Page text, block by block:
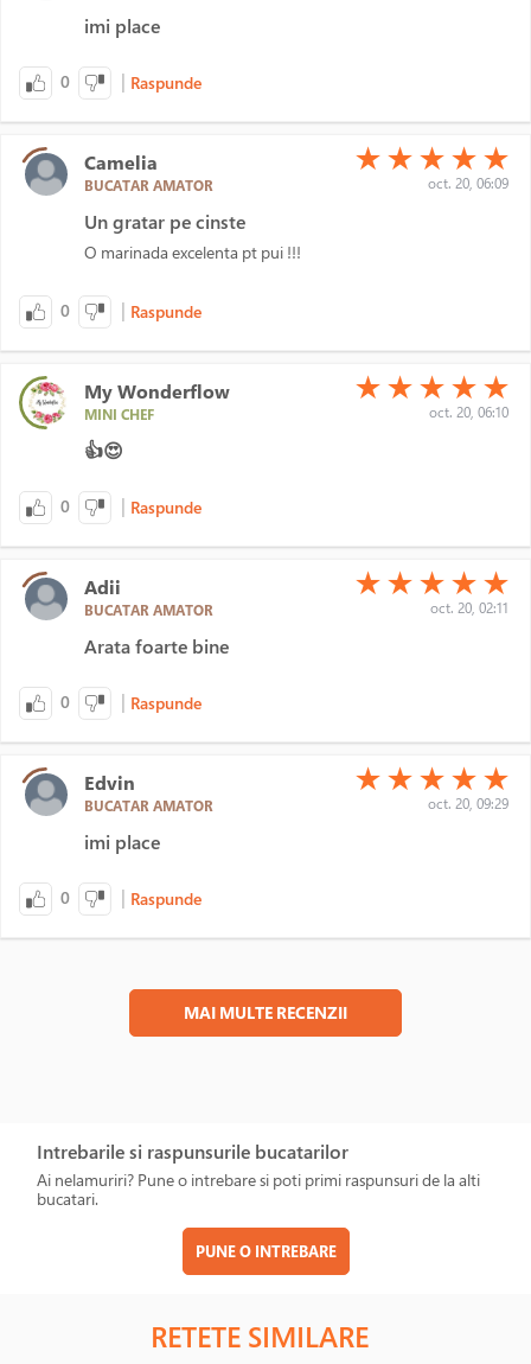
imi place
0 | Raspunde
Camelia
BUCATAR AMATOR
(*)
★ (*)
★ (*)
★ (*)
★ (*)
★
oct. 20, 06:09
Un gratar pe cinste
O marinada excelenta pt pui !!!
0 | Raspunde
My Wonderflow
MINI CHEF
(*)
★ (*)
★ (*)
★ (*)
★ (*)
★
oct. 20, 06:10
👍😍
0 | Raspunde
Adii
BUCATAR AMATOR
(*)
★ (*)
★ (*)
★ (*)
★ (*)
★
oct. 20, 02:11
Arata foarte bine
0 | Raspunde
Edvin
BUCATAR AMATOR
(*)
★ (*)
★ (*)
★ (*)
★ (*)
★
oct. 20, 09:29
imi place
0 | Raspunde
MAI MULTE RECENZII
Intrebarile si raspunsurile bucatarilor
Ai nelamuriri? Pune o intrebare si poti primi raspunsuri de la alti
bucatari.
PUNE O INTREBARE
RETETE SIMILARE